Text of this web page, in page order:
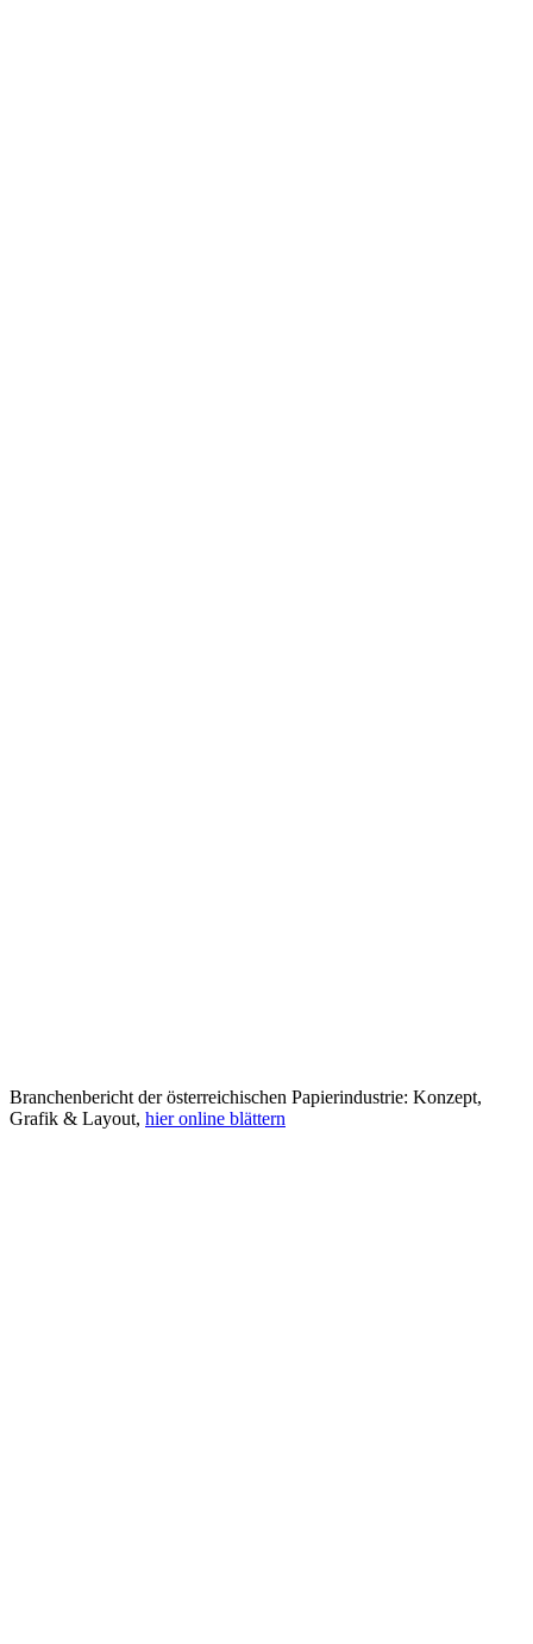
Branchenbericht der österreichischen Papierindustrie: Konzept,
Grafik & Layout, hier online blättern